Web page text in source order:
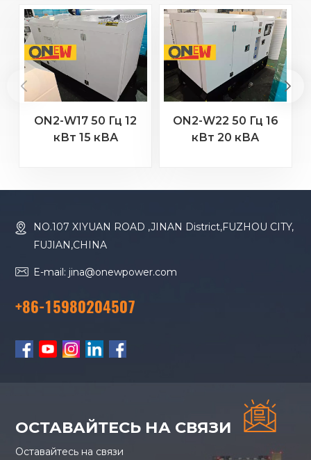
ON2-W17 50 Гц 12
кВт 15 кВА
дизельный
ON2-W22 50 Гц 16
кВт 20 кВА
дизельный
NO.107 XIYUAN ROAD ,JINAN District,FUZHOU CITY,
FUJIAN,CHINA
E-mail: jina@onewpower.com
+86-15980204507
ОСТАВАЙТЕСЬ НА СВЯЗИ
Оставайтесь на связи